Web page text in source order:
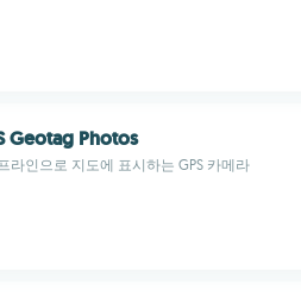
Geotag Photos
라인으로 지도에 표시하는 GPS 카메라